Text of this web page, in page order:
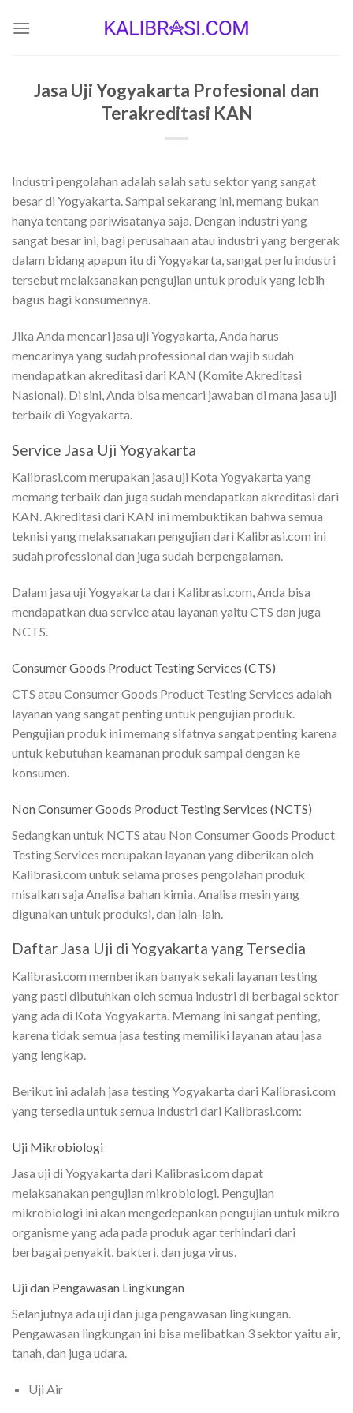
Jasa Uji Yogyakarta Profesional dan
Terakreditasi KAN
Industri pengolahan adalah salah satu sektor yang sangat
besar di Yogyakarta. Sampai sekarang ini, memang bukan
hanya tentang pariwisatanya saja. Dengan industri yang
sangat besar ini, bagi perusahaan atau industri yang bergerak
dalam bidang apapun itu di Yogyakarta, sangat perlu industri
tersebut melaksanakan pengujian untuk produk yang lebih
bagus bagi konsumennya.
Jika Anda mencari jasa uji Yogyakarta, Anda harus
mencarinya yang sudah professional dan wajib sudah
mendapatkan akreditasi dari KAN (Komite Akreditasi
Nasional). Di sini, Anda bisa mencari jawaban di mana jasa uji
terbaik di Yogyakarta.
Service Jasa Uji Yogyakarta
Kalibrasi.com merupakan jasa uji Kota Yogyakarta yang
memang terbaik dan juga sudah mendapatkan akreditasi dari
KAN. Akreditasi dari KAN ini membuktikan bahwa semua
teknisi yang melaksanakan pengujian dari Kalibrasi.com ini
sudah professional dan juga sudah berpengalaman.
Dalam jasa uji Yogyakarta dari Kalibrasi.com, Anda bisa
mendapatkan dua service atau layanan yaitu CTS dan juga
NCTS.
Consumer Goods Product Testing Services (CTS)
CTS atau Consumer Goods Product Testing Services adalah
layanan yang sangat penting untuk pengujian produk.
Pengujian produk ini memang sifatnya sangat penting karena
untuk kebutuhan keamanan produk sampai dengan ke
konsumen.
Non Consumer Goods Product Testing Services (NCTS)
Sedangkan untuk NCTS atau Non Consumer Goods Product
Testing Services merupakan layanan yang diberikan oleh
Kalibrasi.com untuk selama proses pengolahan produk
misalkan saja Analisa bahan kimia, Analisa mesin yang
digunakan untuk produksi, dan lain-lain.
Daftar Jasa Uji di Yogyakarta yang Tersedia
Kalibrasi.com memberikan banyak sekali layanan testing
yang pasti dibutuhkan oleh semua industri di berbagai sektor
yang ada di Kota Yogyakarta. Memang ini sangat penting,
karena tidak semua jasa testing memiliki layanan atau jasa
yang lengkap.
Berikut ini adalah jasa testing Yogyakarta dari Kalibrasi.com
yang tersedia untuk semua industri dari Kalibrasi.com:
Uji Mikrobiologi
Jasa uji di Yogyakarta dari Kalibrasi.com dapat
melaksanakan pengujian mikrobiologi. Pengujian
mikrobiologi ini akan mengedepankan pengujian untuk mikro
organisme yang ada pada produk agar terhindari dari
berbagai penyakit, bakteri, dan juga virus.
Uji dan Pengawasan Lingkungan
Selanjutnya ada uji dan juga pengawasan lingkungan.
Pengawasan lingkungan ini bisa melibatkan 3 sektor yaitu air,
tanah, dan juga udara.
Uji Air